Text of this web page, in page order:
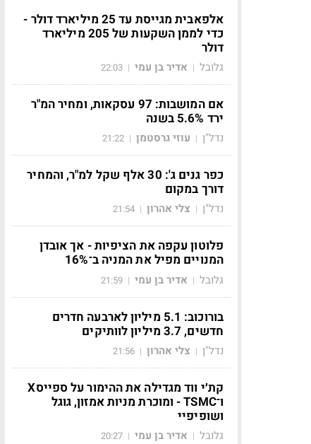
אלפאבית מגייסת עד 25 מיליארד דולר -
כדי לממן השקעות של 205 מיליארד
דולר
גלובל | אדיר בן עמי |
22:03
אם המושבות: 97 עסקאות, ומחיר המ"ר
ירד 5.6% בשנה
נדל"ן | עוזי גרסטמן |
21:22
כפר גנים ג': 30 אלף שקל למ"ר, והמחיר
דורך במקום
נדל"ן | צלי אהרון |
21:54
פלוטון עקפה את הציפיות - אך אובדן
המנויים מפיל את המניה ב־16%
גלובל | אדיר בן עמי |
21:59
בורוכוב: 5.1 מיליון לארבעה חדרים
חדשים, 3.7 מיליון לוותיקים
נדל"ן | צלי אהרון |
21:56
קת׳י ווד מגדילה את ההימור על ספייסX
ו־TSMC - ומוכרת מניות אמזון, גוגל
ושופיפיי
גלובל | אדיר בן עמי |
20:27